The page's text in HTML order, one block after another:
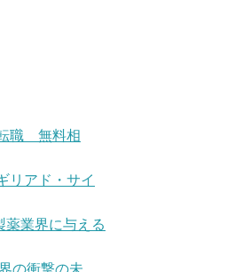
転職 無料相
リアド・サイ
薬業界に与える